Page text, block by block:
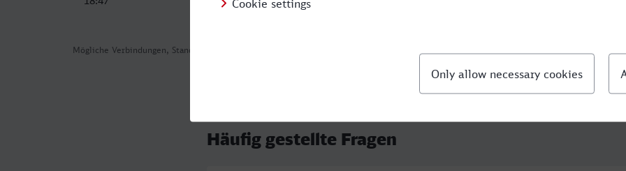
Mögliche Verbindungen, Stand: 2026-07-29 06:43
Häufig gestellte Fragen